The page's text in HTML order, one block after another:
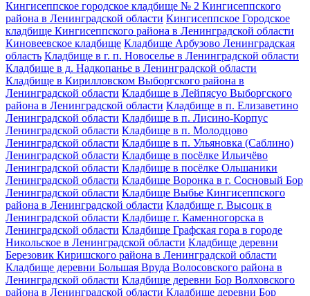
Кингисеппское городское кладбище № 2 Кингисеппского
района в Ленинградской области Кингисеппское Городское
кладбище Кингисеппского района в Ленинградской области
Киновеевское кладбище Кладбище Арбузово Ленинградская
область Кладбище в г. п. Новоселье в Ленинградской области
Кладбище в д. Надкопанье в Ленинградской области
Кладбище в Кирилловском Выборгского района в
Ленинградской области Кладбище в Лейпясуо Выборгского
района в Ленинградской области Кладбище в п. Елизаветино
Ленинградской области Кладбище в п. Лисино-Корпус
Ленинградской области Кладбище в п. Молодцово
Ленинградской области Кладбище в п. Ульяновка (Саблино)
Ленинградской области Кладбище в посёлке Ильичёво
Ленинградской области Кладбище в посёлке Ольшаники
Ленинградской области Кладбище Воронка в г. Сосновый Бор
Ленинградской области Кладбище Выбье Кингисеппского
района в Ленинградской области Кладбище г. Высоцк в
Ленинградской области Кладбище г. Каменногорска в
Ленинградской области Кладбище Графская гора в городе
Никольское в Ленинградской области Кладбище деревни
Березовик Киришского района в Ленинградской области
Кладбище деревни Большая Вруда Волосовского района в
Ленинградской области Кладбище деревни Бор Волховского
района в Ленинградской области Кладбище деревни Бор